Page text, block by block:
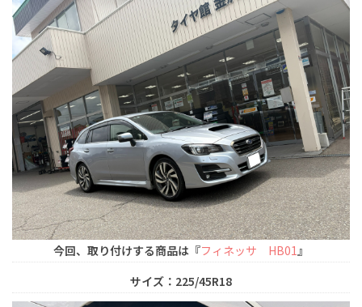
今回、取り付けする商品は『フィネッサ HB01 』
サイズ：225/45R18